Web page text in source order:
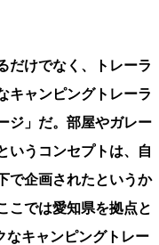
だけでなく、トレーラ
キャンピングトレーラ
ジ」だ。部屋やガレー
いうコンセプトは、自
で企画されたというか
こでは愛知県を拠点と
なキャンピングトレー